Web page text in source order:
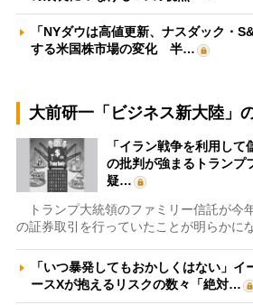
「NYダウは高値更新、ナスダック・
する米国株市場の変化 半…
大前研一「ビジネス新大陸」
「イラン戦争を利用し
の批判が強まるトランプ
疑…
トランプ大統領のファミリー信託が今
の証券取引を行っていたことが明らかに
「いつ暴発してもおかしくはない」
ースXが抱えるリスクの数々「絶対…